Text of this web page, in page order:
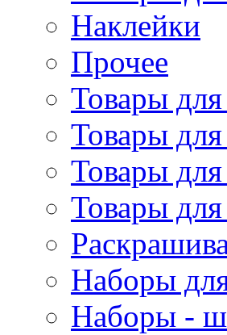
Наклейки
Прочее
Товары
Товары
Товары
Товары
Наборы
Наборы -